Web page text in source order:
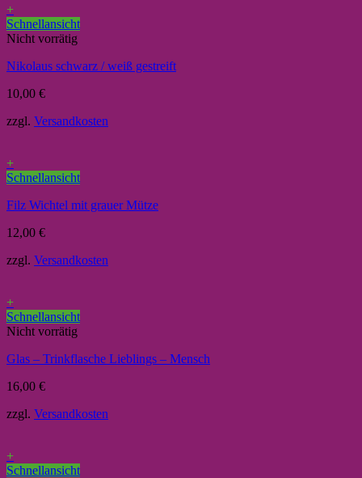
+
Schnellansicht
Nicht vorrätig
Nikolaus schwarz / weiß gestreift
10,00 €
zzgl. Versandkosten
+
Schnellansicht
Filz Wichtel mit grauer Mütze
12,00 €
zzgl. Versandkosten
+
Schnellansicht
Nicht vorrätig
Glas – Trinkflasche Lieblings – Mensch
16,00 €
zzgl. Versandkosten
+
Schnellansicht